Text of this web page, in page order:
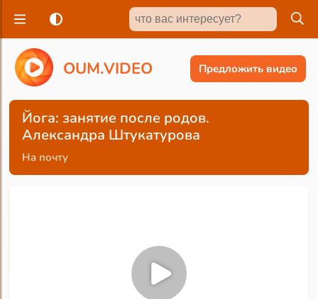
OUM.VIDEO Предложить видео
Йога: занятие после родов.
Александра Штукатурова
На почту